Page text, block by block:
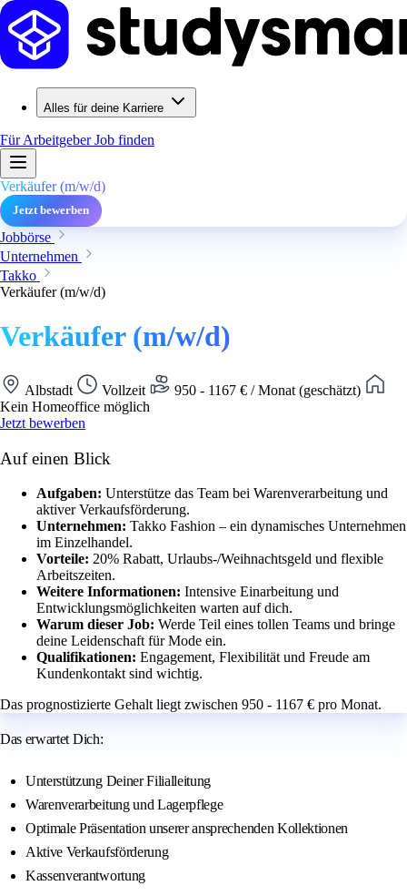
Alles für deine Karriere
Für ArbeitgeberJob finden
Verkäufer (m/w/d)
Jetzt bewerben
Jobbörse
Unternehmen
Takko
Verkäufer (m/w/d)
Verkäufer (m/w/d)
Albstadt Vollzeit
950 - 1167 € / Monat (geschätzt)
Kein Homeoffice möglich
Jetzt bewerben
Auf einen Blick
Aufgaben: Unterstütze das Team bei Warenverarbeitung und
aktiver Verkaufsförderung.
Unternehmen: Takko Fashion – ein dynamisches Unternehmen
im Einzelhandel.
Vorteile: 20% Rabatt, Urlaubs-/Weihnachtsgeld und flexible
Arbeitszeiten.
Weitere Informationen: Intensive Einarbeitung und
Entwicklungsmöglichkeiten warten auf dich.
Warum dieser Job: Werde Teil eines tollen Teams und bringe
deine Leidenschaft für Mode ein.
Qualifikationen: Engagement, Flexibilität und Freude am
Kundenkontakt sind wichtig.
Das prognostizierte Gehalt liegt zwischen 950 - 1167 € pro Monat.
Das erwartet Dich:
Unterstützung Deiner Filialleitung
Warenverarbeitung und Lagerpflege
Optimale Präsentation unserer ansprechenden Kollektionen
Aktive Verkaufsförderung
Kassenverantwortung